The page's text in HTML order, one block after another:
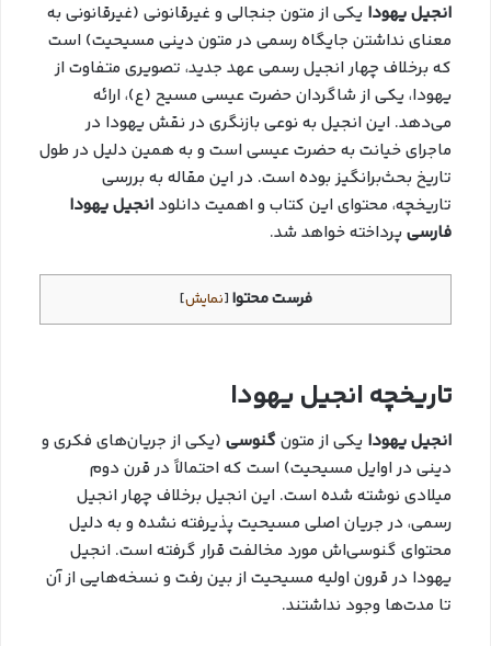
انجیل یهودا یکی از متون جنجالی و غیرقانونی (غیرقانونی به
معنای نداشتن جایگاه رسمی در متون دینی مسیحیت) است
که برخلاف چهار انجیل رسمی عهد جدید، تصویری متفاوت از
یهودا، یکی از شاگردان حضرت عیسی مسیح (ع)، ارائه
می‌دهد. این انجیل به نوعی بازنگری در نقش یهودا در
ماجرای خیانت به حضرت عیسی است و به همین دلیل در طول
تاریخ بحث‌برانگیز بوده است. در این مقاله به بررسی
تاریخچه، محتوای این کتاب و اهمیت دانلود انجیل یهودا
فارسیپرداخته خواهد شد.
فرست محتوا [نمایش]
تاریخچه انجیل یهودا
انجیل یهودا یکی از متونگنوسی (یکی از جریان‌های فکری و
دینی در اوایل مسیحیت) است که احتمالاً در قرن دوم
میلادی نوشته شده است. این انجیل برخلاف چهار انجیل
رسمی، در جریان اصلی مسیحیت پذیرفته نشده و به دلیل
محتوای گنوسی‌اش مورد مخالفت قرار گرفته است. انجیل
یهودا در قرون اولیه مسیحیت از بین رفت و نسخه‌هایی از آن
تا مدت‌ها وجود نداشتند.